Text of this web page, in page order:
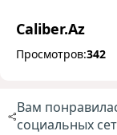
Caliber.Az
Просмотров:342
Вам
социальных